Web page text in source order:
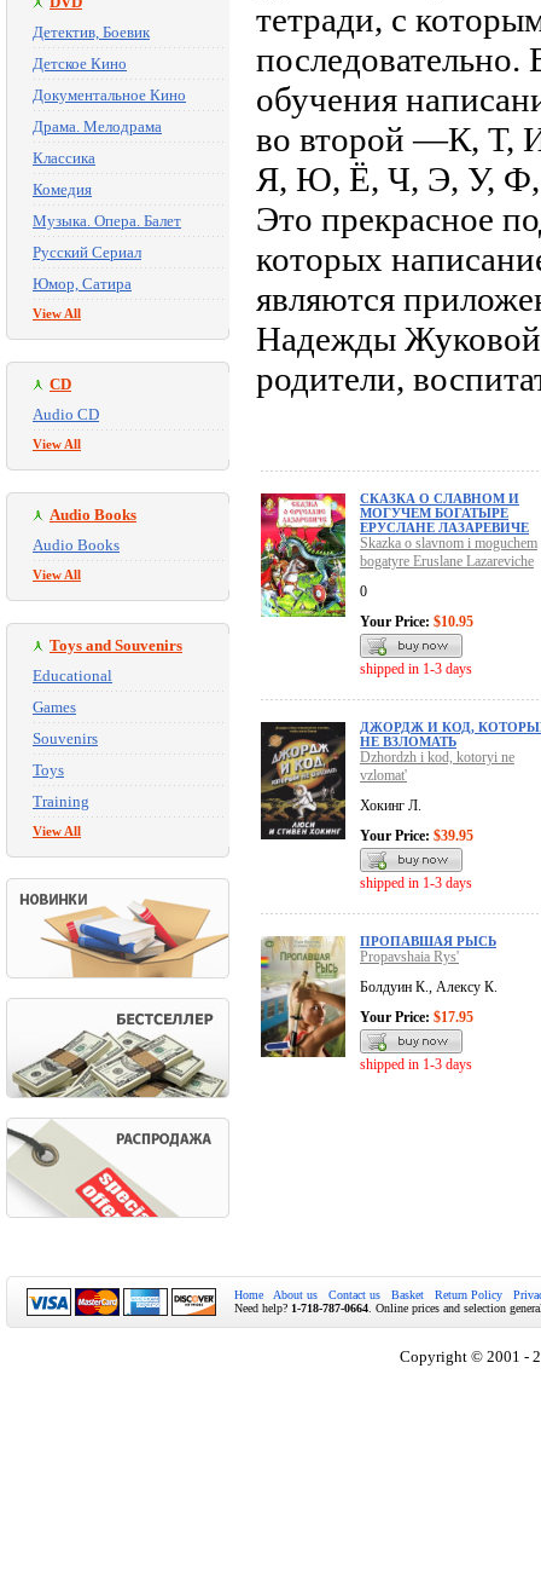
Детектив, Боевик
Детское Кино
Документальное Кино
Драма. Мелодрама
Классика
Комедия
Музыка. Опера. Балет
Русский Сериал
Юмор, Сатира
View All
CD
Audio CD
View All
Audio Books
Audio Books
View All
Toys and Souvenirs
Educational
Games
Souvenirs
Toys
Training
View All
тетради, с
обучения
во второй —К, Т,
Я, Ю, Ё, Ч, Э, У,
Это прекрасное
которых
являются
Надежды
родители,
СКАЗКА О СЛАВНОМ И
МОГУЧЕМ БОГАТЫРЕ
ЕРУСЛАНЕ ЛАЗАРЕВИЧЕ
Skazka o slavnom i moguchem
bogatyre Eruslane Lazareviche
0
Your Price: $10.95
shipped in 1-3 days
ДЖОРДЖ И КОД,
НЕ ВЗЛОМАТЬ
Dzhordzh i kod, kotoryi ne
vzlomat'
Хокинг Л.
Your Price: $39.95
shipped in 1-3 days
ПРОПАВШАЯ РЫСЬ
Propavshaia Rys'
Болдуин К., Алексу К.
Your Price: $17.95
shipped in 1-3 days
Home About us Contact us Basket Return Policy
Need help? 1-718-787-0664 . Online prices and selection
Copyright © 2001 -